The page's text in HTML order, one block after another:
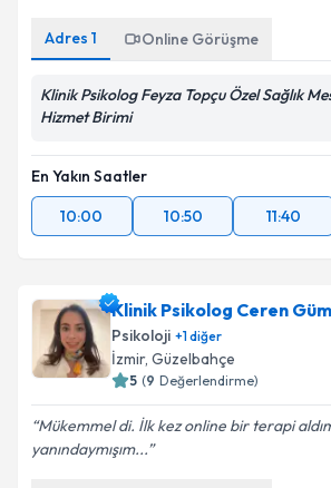
Adres 1 Online Görüşme
Klinik Psikolog Feyza Topçu Özel Sağlık
Hizmet Birimi
En Yakın Saatler
10:00
10:50 11:40
Klinik Psikolog Ceren
Psikoloji +1diğer
İzmir, Güzelbahçe
5 (9 Değerlendirme)
Mükemmel di. İlk kez online bir terapi
yanındaymışım...